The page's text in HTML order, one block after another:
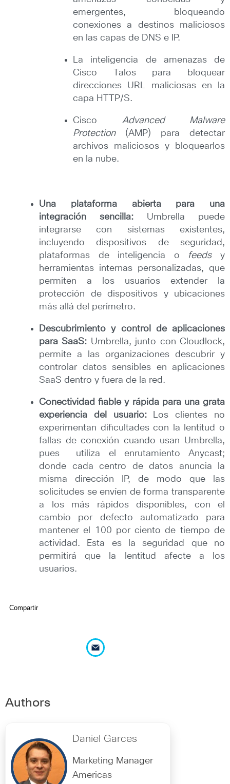
emergentes, bloqueando
conexiones a destinos maliciosos
en las capas de DNS e IP.
La inteligencia de amenazas de
Cisco Talos para bloquear
direcciones URL maliciosas en la
capa HTTP/S.
Cisco Advanced Malware
Protection(AMP) para detectar
archivos maliciosos y bloquearlos
en la nube.
Una plataforma abierta para una
integración sencilla: Umbrella puede
integrarse con sistemas existentes,
incluyendo dispositivos de seguridad,
plataformas de inteligencia o feedsy
herramientas internas personalizadas, que
permiten a los usuarios extender la
protección de dispositivos y ubicaciones
más allá del perímetro.
Descubrimiento y control de aplicaciones
para SaaS: Umbrella, junto con Cloudlock,
permite a las organizaciones descubrir y
controlar datos sensibles en aplicaciones
SaaS dentro y fuera de la red.
Conectividad fiable y rápida para una grata
experiencia del usuario: Los clientes no
experimentan dificultades con la lentitud o
fallas de conexión cuando usan Umbrella,
pues utiliza el enrutamiento Anycast;
donde cada centro de datos anuncia la
misma dirección IP, de modo que las
solicitudes se envíen de forma transparente
a los más rápidos disponibles, con el
cambio por defecto automatizado para
mantener el 100 por ciento de tiempo de
actividad. Esta es la seguridad que no
permitirá que la lentitud afecte a los
usuarios.
Compartir
Authors
Daniel Garces
Marketing Manager
Americas